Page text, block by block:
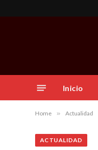
Inicio
Home » Actualidad
ACTUALIDAD